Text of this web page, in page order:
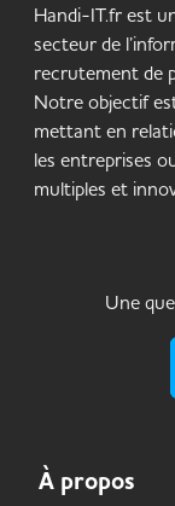
Handi-IT.fr est
secteur de
recrutement de
Notre objectif
mettant en
les entreprises
multiples et
Une
À propos